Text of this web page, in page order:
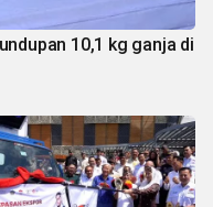
10,1 kg ganja di